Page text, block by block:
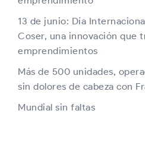
13 de junio: Día
Coser, una innovación que
emprendimientos
Más de 500 unidades,
sin dolores de cabeza con
Mundial sin faltas